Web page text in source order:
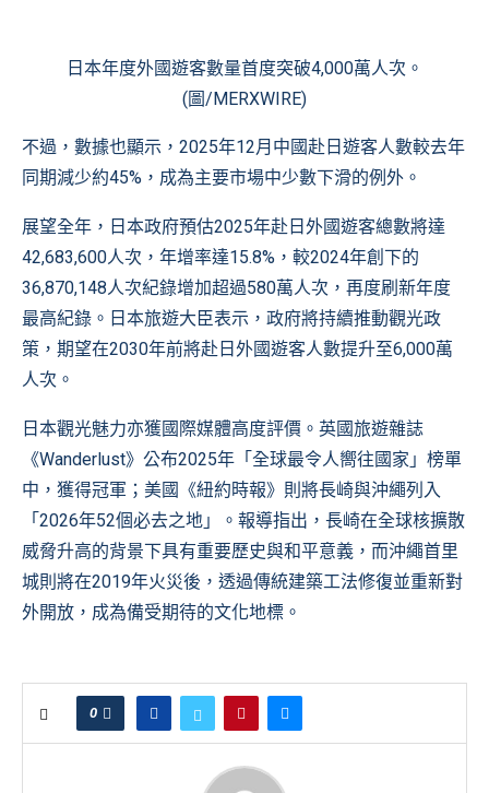
日本年度外國遊客數量首度突破4,000萬人次。
(圖/MERXWIRE)
不過，數據也顯示，2025年12月中國赴日遊客人數較去年
同期減少約45%，成為主要市場中少數下滑的例外。
展望全年，日本政府預估2025年赴日外國遊客總數將達
42,683,600人次，年增率達15.8%，較2024年創下的
36,870,148人次紀錄增加超過580萬人次，再度刷新年度
最高紀錄。日本旅遊大臣表示，政府將持續推動觀光政
策，期望在2030年前將赴日外國遊客人數提升至6,000萬
人次。
日本觀光魅力亦獲國際媒體高度評價。英國旅遊雜誌
《Wanderlust》公布2025年「全球最令人嚮往國家」榜單
中，獲得冠軍；美國《紐約時報》則將長崎與沖繩列入
「2026年52個必去之地」。報導指出，長崎在全球核擴散
威脅升高的背景下具有重要歷史與和平意義，而沖繩首里
城則將在2019年火災後，透過傳統建築工法修復並重新對
外開放，成為備受期待的文化地標。
0